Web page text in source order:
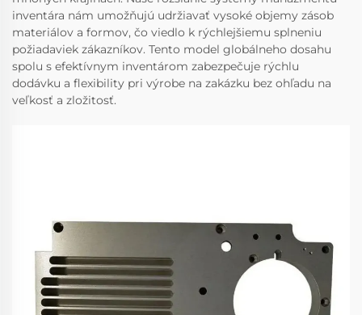
inventára nám umožňujú udržiavať vysoké objemy zásob
materiálov a formov, čo viedlo k rýchlejšiemu splneniu
požiadaviek zákazníkov. Tento model globálneho dosahu
spolu s efektívnym inventárom zabezpečuje rýchlu
dodávku a flexibility pri výrobe na zakázku bez ohľadu na
veľkosť a zložitosť.